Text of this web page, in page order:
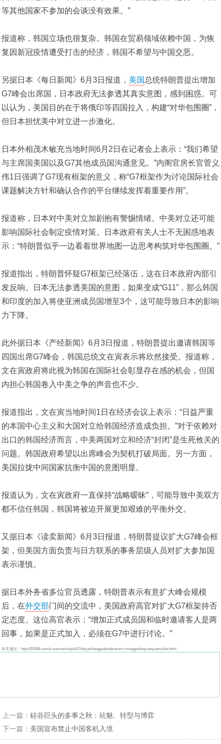
等其他国家不参加的会谈没有效果。”
报道称，韩国立场也很复杂。韩国在贸易领域依赖中国，为恢
复因新冠疫情遭受打击的经济，韩国不希望与中国交恶。
另据日本《每日新闻》6月3日报道， 美国总统特朗普提出增加
G7峰会出席国，日本政府无法参透其真实意图，感到困惑。可
以认为，美国目的在于将俄印等四国拉入，构建“对华包围圈”，
但日本担忧美中对立进一步激化。
日本外相茂木敏充当地时间6月2日在记者会上表示：“我们希望
与主席国美国以及G7其他成员国沟通意见。”内阁官房长官菅义
伟1日强调了G7现有框架的意义，称“G7框架作为讨论国际社会
课题解决方针和确认合作的平台继续发挥着重要作用”。
报道称，日本对中美对立加剧抱有警惕情绪。中美对立还可能
影响国际社会制定疫情对策。日本政府有关人士不无困惑地表
示：“特朗普似乎一边看着世界地图一边思考构筑对华包围圈。”
报道指出，特朗普怀疑G7框架已经落伍，这在日本政府内部引
发反响。日本无法参透美国的意图，如果变成“G11”，那么韩国
和印度的加入将使亚洲成员国增至3个，这可能导致日本的影响
力下降。
此外据日本《产经新闻》6月3日报道，特朗普提出邀请韩国等
四国出席G7峰会，韩国总统文在寅表示将欣然接受。报道称，
文在寅政府将此视为韩国在国际社会彰显存在感的机会，但国
内担心韩国卷入中美之争的声音也不少。
报道指出，文在寅当地时间1日在经济会议上表示：“日益严重
的本国中心主义和大国对立给韩国经济造成负担。”对于依赖对
出口的韩国经济而言，中美两国对立和经济“封闭”是生死攸关的
问题。韩国政府希望以出席峰会为契机打破局面。另一方面，
美国拉拢中间国家抗衡中国的意图明显。
报道认为，文在寅政府一直保持“战略暧昧”，可能导致中美双方
都不信任韩国，韩国将被迫开展更加艰难的平衡外交。
又据日本《读卖新闻》6月3日报道，特朗普提议扩大G7峰会框
架，但美国方面负责与日方联系的事务层级人员对扩大参加国
表示谨慎。
据日本外务省多位官员透露，特朗普表示有意扩大峰会规模
后，在外交部门间的交流中，美国政府高官对扩大G7框架持否
定态度。这位高官表示：“增加正式成员国和临时邀请客人是两
回事，如果是正式加入，必须在G7中进行讨论。”
本文地址：http://02408.com/p-waimeimeijieG7shiyazhongguobuderenxin-mengguobuyuanjuanruzho.html
上一篇： 硅谷巨头的多事之秋：祛魅、转型与博弈
下一篇： 美国宣布禁止中国客机入境